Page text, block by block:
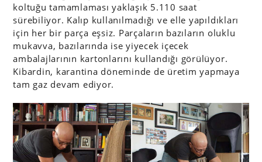
koltuğu tamamlaması yaklaşık 5.110 saat
sürebiliyor. Kalıp kullanılmadığı ve elle yapıldıkları
için her bir parça eşsiz. Parçaların bazıların oluklu
mukavva, bazılarında ise yiyecek içecek
ambalajlarının kartonlarını kullandığı görülüyor.
Kibardin, karantina döneminde de üretim yapmaya
tam gaz devam ediyor.